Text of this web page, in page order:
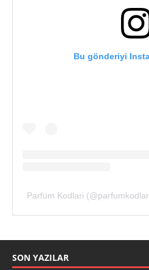
Bu gönderiyi
Parfüm Kodlari
SON YAZILAR